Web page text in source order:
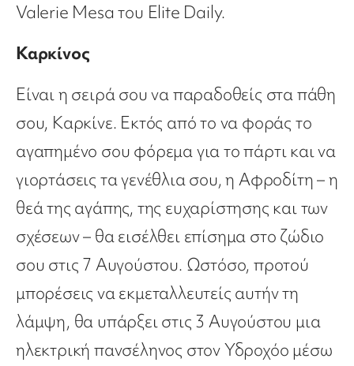
Valerie Mesa του Elite Daily.
Καρκίνος
Είναι η σειρά σου να παραδοθείς στα πάθη
σου, Καρκίνε. Εκτός από το να φοράς το
αγαπημένο σου φόρεμα για το πάρτι και να
γιορτάσεις τα γενέθλια σου, η Αφροδίτη – η
θεά της αγάπης, της ευχαρίστησης και των
σχέσεων – θα εισέλθει επίσημα στο ζώδιο
σου στις 7 Αυγούστου. Ωστόσο, προτού
μπορέσεις να εκμεταλλευτείς αυτήν τη
λάμψη, θα υπάρξει στις 3 Αυγούστου μια
ηλεκτρική πανσέληνος στον Υδροχόο μέσω